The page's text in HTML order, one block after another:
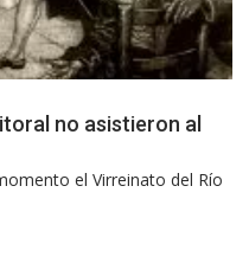
no asistieron al
el Virreinato del Río